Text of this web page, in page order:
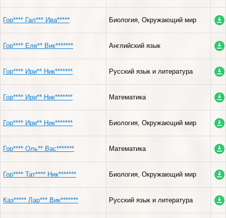
Гор**** Гал*** Ива***** Биология, Окружающий мир
Гор**** Еле** Вик******* Английский язык
Гор**** Ири** Ник******* Русский язык и литература
Гор**** Ири** Ник******* Математика
Гор**** Ири** Ник******* Биология, Окружающий мир
Гор**** Оль** Вас******* Математика
Гор**** Тат**** Ник******* Биология, Окружающий мир
Каз***** Лар*** Вик******* Русский язык и литература